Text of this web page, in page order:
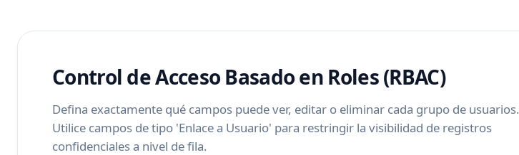
Control de Acceso Basado en Roles (RBAC)
Defina exactamente qué campos puede ver, editar o eliminar cada grupo de usuarios.
Utilice campos de tipo 'Enlace a Usuario' para restringir la visibilidad de registros
confidenciales a nivel de fila.